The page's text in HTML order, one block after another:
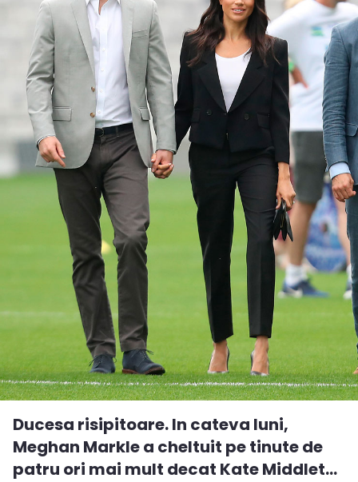
Ducesa risipitoare. In cateva luni,
Meghan Markle a cheltuit pe tinute de
patru ori mai mult decat Kate Middlet...